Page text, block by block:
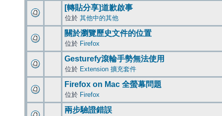
[轉貼分享]道歉啟事
位於 其他中的其他
關於瀏覽歷史文件的位置
位於 Firefox
Gesturefy滾輪手勢無法使用
位於 Extension 擴充套件
Firefox on Mac 全螢幕問題
位於 Firefox
兩步驗證錯誤